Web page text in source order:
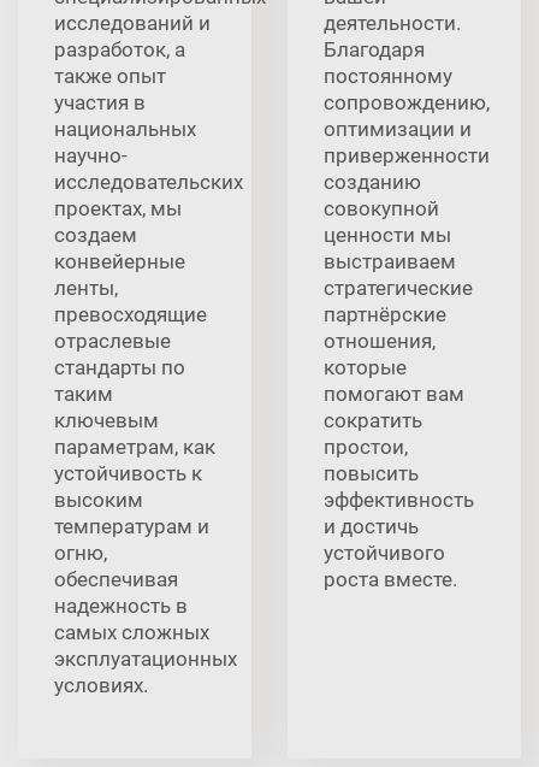
исследований и
разработок, а
также опыт
участия в
национальных
научно-
исследовательских
проектах, мы
создаем
конвейерные
ленты,
превосходящие
отраслевые
стандарты по
таким
ключевым
параметрам, как
устойчивость к
высоким
температурам и
огню,
обеспечивая
надежность в
самых сложных
эксплуатационных
условиях.
деятельности.
Благодаря
постоянному
сопровождению,
оптимизации и
приверженности
созданию
совокупной
ценности мы
выстраиваем
стратегические
партнёрские
отношения,
которые
помогают вам
сократить
простои,
повысить
эффективность
и достичь
устойчивого
роста вместе.